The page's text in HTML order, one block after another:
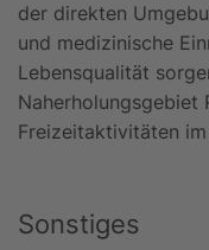
der direkten
und medizinische
Lebensqualität
Naherholungsgebiet
Freizeitaktivitäten im
Sonstiges